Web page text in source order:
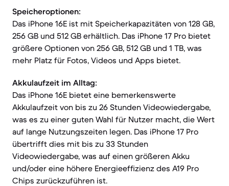
Speicheroptionen:
Das iPhone 16E ist mit Speicherkapazitäten von 128 GB,
256 GB und 512 GB erhältlich. Das iPhone 17 Pro bietet
größere Optionen von 256 GB, 512 GB und 1 TB, was
mehr Platz für Fotos, Videos und Apps bietet.
Akkulaufzeit im Alltag:
Das iPhone 16E bietet eine bemerkenswerte
Akkulaufzeit von bis zu 26 Stunden Videowiedergabe,
was es zu einer guten Wahl für Nutzer macht, die Wert
auf lange Nutzungszeiten legen. Das iPhone 17 Pro
übertrifft dies mit bis zu 33 Stunden
Videowiedergabe, was auf einen größeren Akku
und/oder eine höhere Energieeffizienz des A19 Pro
Chips zurückzuführen ist.